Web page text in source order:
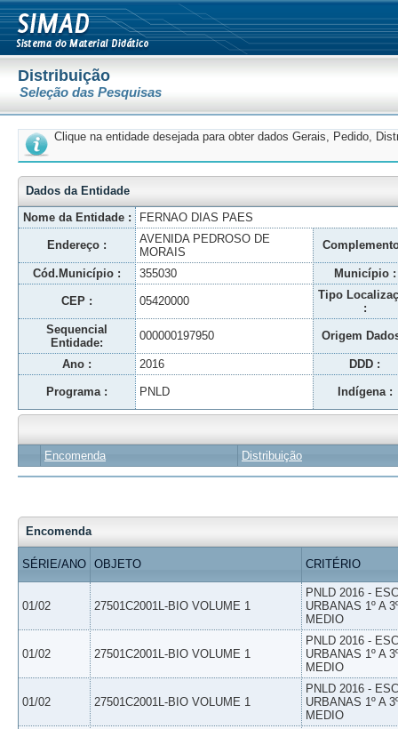
Distribuição
Seleção das Pesquisas
Clique na entidade desejada para obter dados Gerais, Pedido,
Dados da Entidade
Nome da Entidade :
FERNAO DIAS PAES
Endereço :
AVENIDA PEDROSO DE
MORAIS
Cód.Município : 355030 Município :
CEP : 05420000
Tipo
:
Sequencial
Entidade:
000000197950 Origem
Ano : 2016 DDD :
Programa : PNLD Indígena :
Encomenda Distribuição
Encomenda
SÉRIE/ANO OBJETO CRITÉRIO
01/02 27501C2001L-BIO VOLUME 1
PNLD 2016 -
URBANAS 1º A
MEDIO
01/02 27501C2001L-BIO VOLUME 1
PNLD 2016 -
URBANAS 1º A
MEDIO
01/02 27501C2001L-BIO VOLUME 1
PNLD 2016 -
URBANAS 1º A
MEDIO